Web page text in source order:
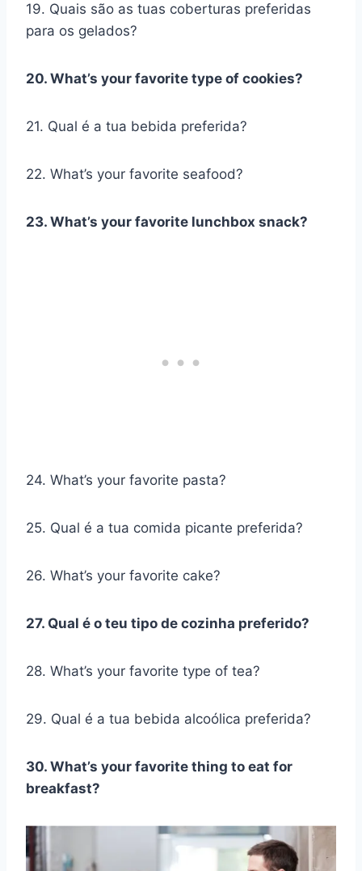
19. Quais são as tuas coberturas preferidas
para os gelados?
20. What’s your favorite type of cookies?
21. Qual é a tua bebida preferida?
22. What’s your favorite seafood?
23. What’s your favorite lunchbox snack?
24. What’s your favorite pasta?
25. Qual é a tua comida picante preferida?
26. What’s your favorite cake?
27. Qual é o teu tipo de cozinha preferido?
28. What’s your favorite type of tea?
29. Qual é a tua bebida alcoólica preferida?
30. What’s your favorite thing to eat for
breakfast?